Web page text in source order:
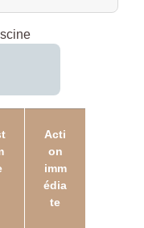
Acti
on
imm
édia
te